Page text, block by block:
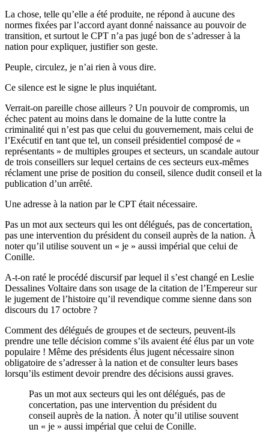
La chose, telle qu’elle a été produite, ne répond à aucune des
normes fixées par l’accord ayant donné naissance au pouvoir de
transition, et surtout le CPT n’a pas jugé bon de s’adresser à la
nation pour expliquer, justifier son geste.
Peuple, circulez, je n’ai rien à vous dire.
Ce silence est le signe le plus inquiétant.
Verrait-on pareille chose ailleurs ? Un pouvoir de compromis, un
échec patent au moins dans le domaine de la lutte contre la
criminalité qui n’est pas que celui du gouvernement, mais celui de
l’Exécutif en tant que tel, un conseil présidentiel composé de «
représentants » de multiples groupes et secteurs, un scandale autour
de trois conseillers sur lequel certains de ces secteurs eux-mêmes
réclament une prise de position du conseil, silence dudit conseil et la
publication d’un arrêté.
Une adresse à la nation par le CPT était nécessaire.
Pas un mot aux secteurs qui les ont délégués, pas de concertation,
pas une intervention du président du conseil auprès de la nation. À
noter qu’il utilise souvent un « je » aussi impérial que celui de
Conille.
A-t-on raté le procédé discursif par lequel il s’est changé en Leslie
Dessalines Voltaire dans son usage de la citation de l’Empereur sur
le jugement de l’histoire qu’il revendique comme sienne dans son
discours du 17 octobre ?
Comment des délégués de groupes et de secteurs, peuvent-ils
prendre une telle décision comme s’ils avaient été élus par un vote
populaire ! Même des présidents élus jugent nécessaire sinon
obligatoire de s’adresser à la nation et de consulter leurs bases
lorsqu’ils estiment devoir prendre des décisions aussi graves.
Pas un mot aux secteurs qui les ont délégués, pas de
concertation, pas une intervention du président du
conseil auprès de la nation. À noter qu’il utilise souvent
un « je » aussi impérial que celui de Conille.